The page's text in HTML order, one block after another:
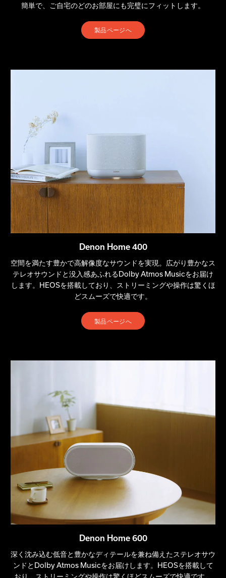
簡単で、ご自宅のどのお部屋にも完璧にフィットします。
製品ページへ
Denon Home 400
空間を満たす豊かで高解像度なサウンドを実現。広がり豊かなス
テレオサウンドと没入感あふれるDolby Atmos Musicをお届け
します。HEOSを搭載しており、ストリーミングや操作は驚くほ
どスムーズで快適です。
製品ページへ
Denon Home 600
深く沈み込む低音と豊かなディテールを兼ね備えたステレオサウ
ンドとDolby Atmos Musicをお届けします。HEOSを搭載して
おり、ストリーミングや操作は驚くほどスムーズで快適です。